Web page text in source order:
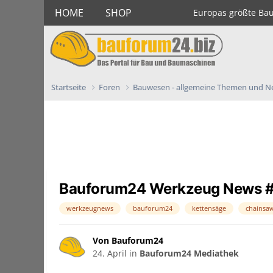
HOME SHOP Europas größte
Startseite Foren Bauwesen - allgemeine Themen und
Bauforum24 Werkzeug News
werkzeugnews bauforum24 kettensäge
Von Bauforum24
24. April in Bauforum24 Mediathek